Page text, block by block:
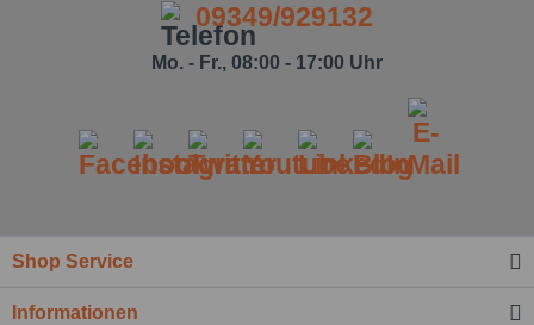
09349/929132
Mo. - Fr., 08:00 - 17:00 Uhr
Shop Service
Informationen